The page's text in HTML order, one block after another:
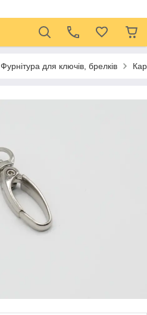
Фурнітура для ключів, брелків